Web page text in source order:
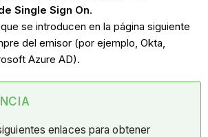
Single Sign On.
se introducen en la página siguiente
del emisor (por ejemplo, Okta,
Azure AD).
enlaces para obtener